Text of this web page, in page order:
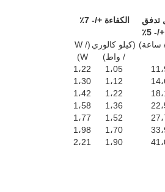
تدفق
5٪
الكفاءة +/- 7٪
ساعة) (كيلو كالوري
/ واط)
(W /
W)
1،05
1،22
1،12
1،30
1،22
1،42
1،36
1،58
1،52
1،77
1،70
1،98
1،90 2،21